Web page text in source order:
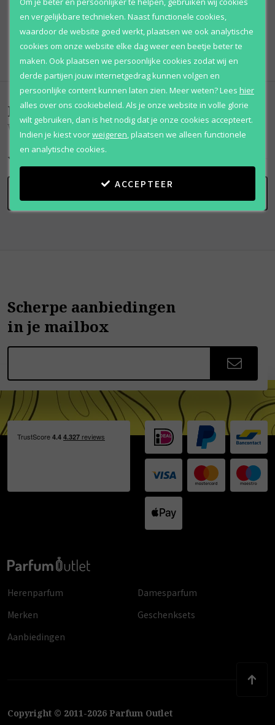
100% originele parfums Afhalen mogelijk
Qshops Keurmerk
Beoordelingen (0)
Wicked
Scherpe aanbiedingen
in je mailbox
Herenparfum
Damesparfum
Merken
Geschenksets
Aanbiedingen
Copyright © 2011-2026 Parfum Outlet
en vergelijkbare technieken. Naast functionele cookies,
waardoor de website goed werkt, plaatsen we ook analytische
cookies om onze website elke dag weer een beetje beter te
maken. Ook plaatsen we persoonlijke cookies zodat wij en
derde partijen jouw internetgedrag kunnen volgen en
persoonlijke content kunnen laten zien. Meer weten?Lees hier
alles over ons cookiebeleid. Als je onze website in volle glorie
wilt gebruiken, dan is het nodig dat je onze cookies accepteert.
Indien je kiest voorweigeren plaatsen we alleen functionele
en analytische cookies.
ACCEPTEER